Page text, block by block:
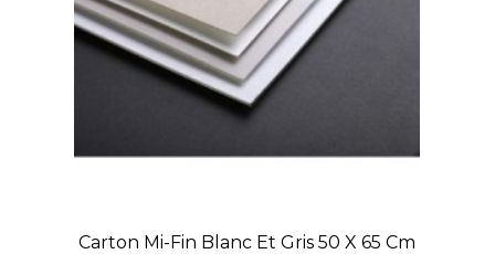
Carton Mi-Fin Blanc Et Gris 50 X 65 Cm